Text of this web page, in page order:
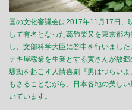
国の文化審議会は2017年11月17日、
して有名となった葛飾柴又を東京都
し、文部科学大臣に答申を行いました
テキ屋稼業を生業とする寅さんが故
騒動を起こす人情喜劇『男はつらい
もさることながら、日本各地の美し
いています。